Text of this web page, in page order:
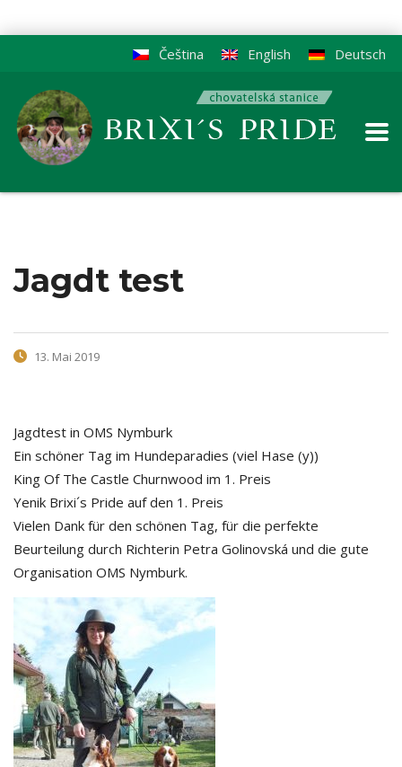
Deutsch
English
Čeština
Jagdt test
13. Mai 2019
Jagdtest in OMS Nymburk
Ein schöner Tag im Hundeparadies (viel Hase (y))
King Of The Castle Churnwood im 1. Preis
Yenik Brixi´s Pride auf den 1. Preis
Vielen Dank für den schönen Tag, für die perfekte
Beurteilung durch Richterin Petra Golinovská und die gute
Organisation OMS Nymburk.